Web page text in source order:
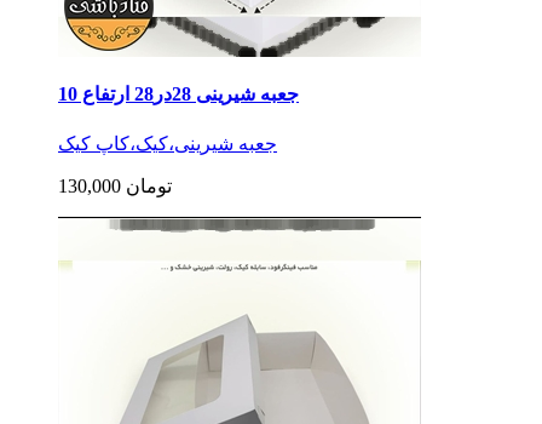
جعبه شیرینی 28در28 ارتفاع 10
جعبه شیرینی،کیک،کاپ کیک
130,000 تومان